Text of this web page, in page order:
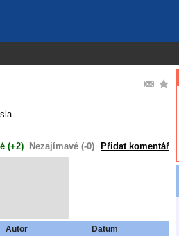
(+2)
Nezajímavé (-0) Přidat komentář
Autor Datum